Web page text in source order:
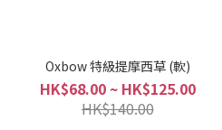
Oxbow 特級提摩西草 (軟)
HK$68.00 ~ HK$125.00
HK$140.00